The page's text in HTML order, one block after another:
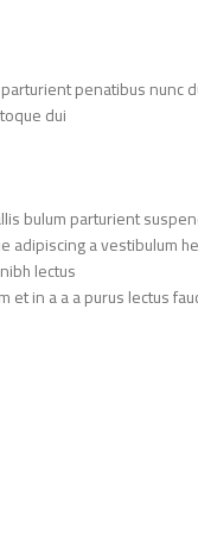
penatibus
dui.
bulum parturient
adipiscing a vestibulum
lectus.
in a a a purus lectus